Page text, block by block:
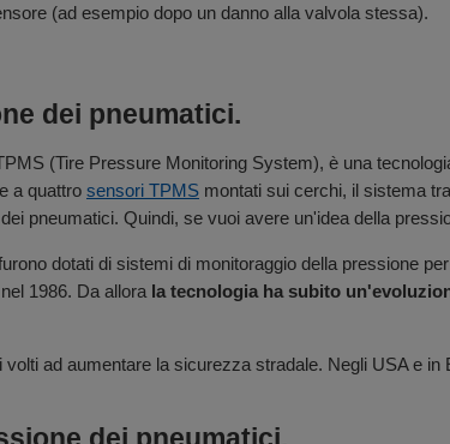
(ad esempio dopo un danno alla valvola stessa).
dei pneumatici.
(Tire Pressure Monitoring System), è una
a quattro sensori TPMS montati sui cerchi, il sistema
pneumatici. Quindi, se vuoi avere un'idea della
dotati di sistemi di monitoraggio della pressione
1986. Da allora la tecnologia ha subito
ad aumentare la sicurezza stradale. Negli USA e